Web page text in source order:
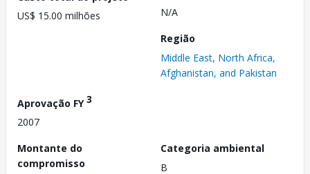
US$ 15.00 milhões
N/A
Região
Middle East, North Africa,
Afghanistan, and Pakistan
Aprovação FY3
2007
Montante do
compromisso
Categoria ambiental
B